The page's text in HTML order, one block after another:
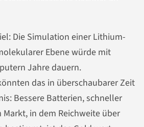
Die Simulation einer Lithium-
Ebene würde mit
Jahre dauern.
das in überschaubarer Zeit
Bessere Batterien, schneller
in dem Reichweite über